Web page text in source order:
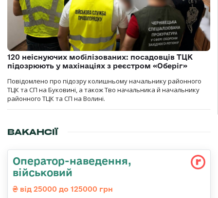
120 неіснуючих мобілізованих: посадовців ТЦК
підозрюють у махінаціях з реєстром «Оберіг»
Повідомлено про підозру колишньому начальнику районного
ТЦК та СП на Буковині, а також Тво начальника й начальнику
районного ТЦК та СП на Волині.
ВАКАНСІЇ
Оператор-наведення,
військовий
від 25000 до 125000 грн